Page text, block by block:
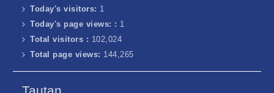
Today's visitors: 1
Today's page views: : 1
Total visitors : 102,024
Total page views: 144,265